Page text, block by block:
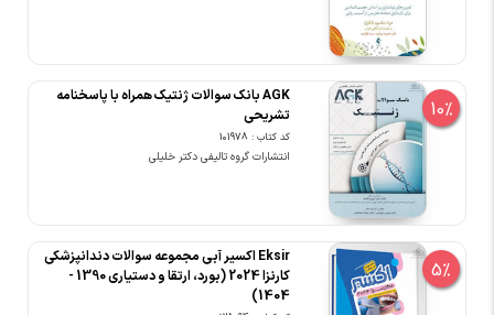
10%
AGK بانک سوالات ژنتیک همراه با پاسخنامه
تشریحی
کد کتاب : 101978
انتشارات گروه تالیفی دکتر خلیلی
5%
Eksir اکسیر آبی مجموعه سوالات دندانپزشکی
کارنزا 2024 (بورد، ارتقا و دستیاری 1390 -
1404)